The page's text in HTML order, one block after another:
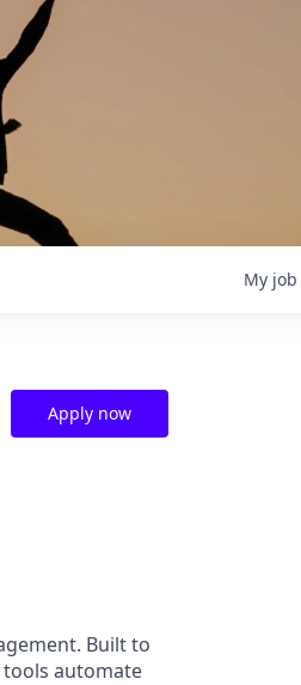
My job
Apply now
Built to
automate